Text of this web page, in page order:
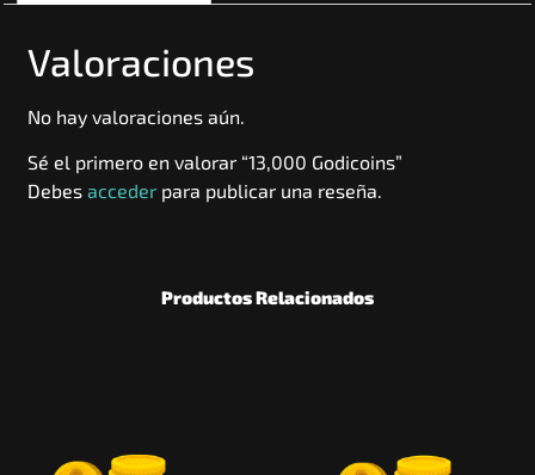
Valoraciones
No hay valoraciones aún.
Sé el primero en valorar “13,000 Godicoins”
Debes acceder para publicar una reseña.
Productos Relacionados